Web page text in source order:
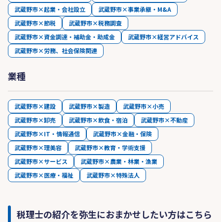
武蔵野市×起業・会社設立
武蔵野市×事業承継・M&A
武蔵野市×節税
武蔵野市×税務調査
武蔵野市×資金調達・補助金・助成金
武蔵野市×経営アドバイス
武蔵野市×労務、社会保険関連
業種
武蔵野市×建設 武蔵野市×製造
武蔵野市×小売
武蔵野市×卸売
武蔵野市×飲食・宿泊
武蔵野市×不動産
武蔵野市×IT・情報通信
武蔵野市×金融・保険
武蔵野市×理美容
武蔵野市×教育・学術支援
武蔵野市×サービス
武蔵野市×農業・林業・漁業
武蔵野市×医療・福祉
武蔵野市×特殊法人
税理士の紹介を弥生におまかせしたい方はこちら